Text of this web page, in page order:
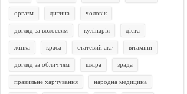
оргазм дитина чоловік
догляд за волоссям кулінарія дієта
жінка краса статевий акт вітаміни
догляд за обличчям шкіра зрада
правильне харчування народна медицина